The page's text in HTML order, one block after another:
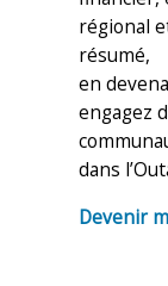
régional
résumé,
en
engagez
dans
Devenir